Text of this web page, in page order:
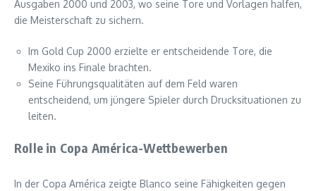
Ausgaben 2000 und 2003, wo seine Tore und Vorlagen halfen,
die Meisterschaft zu sichern.
Im Gold Cup 2000 erzielte er entscheidende Tore, die
Mexiko ins Finale brachten.
Seine Führungsqualitäten auf dem Feld waren
entscheidend, um jüngere Spieler durch Drucksituationen zu
leiten.
Rolle in Copa América-Wettbewerben
In der Copa América zeigte Blanco seine Fähigkeiten gegen